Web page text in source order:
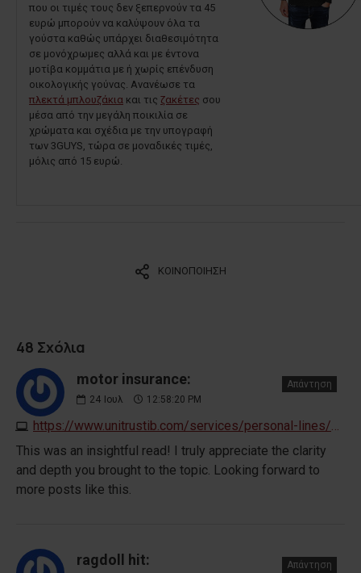
που οι τιμές τους δεν ξεπερνούν τα 45
ευρώ μπορούν να καλύψουν όλα τα
γούστα καθώς υπάρχει διαθεσιμότητα
σε μονόχρωμες αλλά και με έντονα
μοτίβα κομμάτια με ή χωρίς επένδυση
οικολογικής γούνας. Ανανέωσε τα
πλεκτά μπλουζάκια και τις ζακέτες σου
μέσα από την μεγάλη ποικιλία σε
χρώματα και σχέδια με την υπογραφή
των 3GUYS, τώρα σε μοναδικές τιμές,
μόλις από 15 ευρώ.
ΚΟΙΝΟΠΟΙΗΣΗ
48 Σχόλια
motor insurance:
24 Ιουλ 12:58:20 PM
Απάντηση
This was an insightful read! I truly appreciate the clarity
and depth you brought to the topic. Looking forward to
more posts like this.
ragdoll hit: Απάντηση